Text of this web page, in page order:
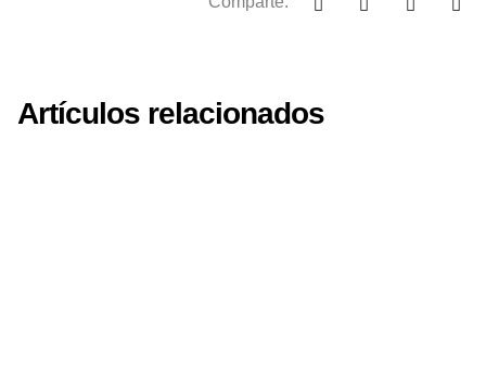
Artículos relacionados